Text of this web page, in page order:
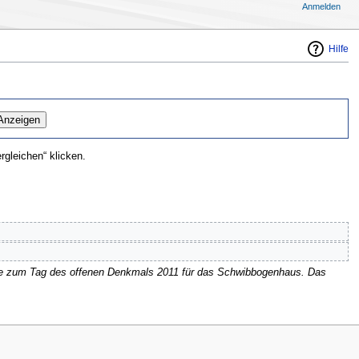
Hilfe
klicken.
zum Tag des offenen Denkmals 2011 für das Schwibbogenhaus. Das
Anmelden